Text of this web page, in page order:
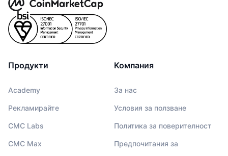
Продукти
Academy
Рекламирайте
CMC Labs
CMC Max
Компания
За нас
Условия за ползване
Политика за поверителност
Предпочитания за